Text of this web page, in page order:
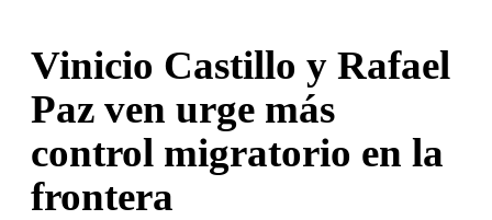
Vinicio Castillo y Rafael
Paz ven urge más
control migratorio en la
frontera